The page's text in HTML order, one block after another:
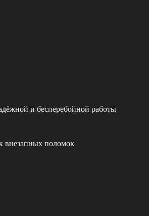
и бесперебойной работы
внезапных поломок